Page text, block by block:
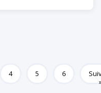
4 5 6